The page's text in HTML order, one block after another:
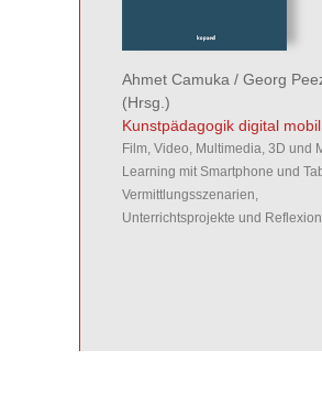
Ahmet Camuka/ Georg
(Hrsg.)
Kunstpädagogik digital mobil
Film, Video, Multimedia, 3D und
Learning mit Smartphone und
Vermittlungsszenarien,
Unterrichtsprojekte und